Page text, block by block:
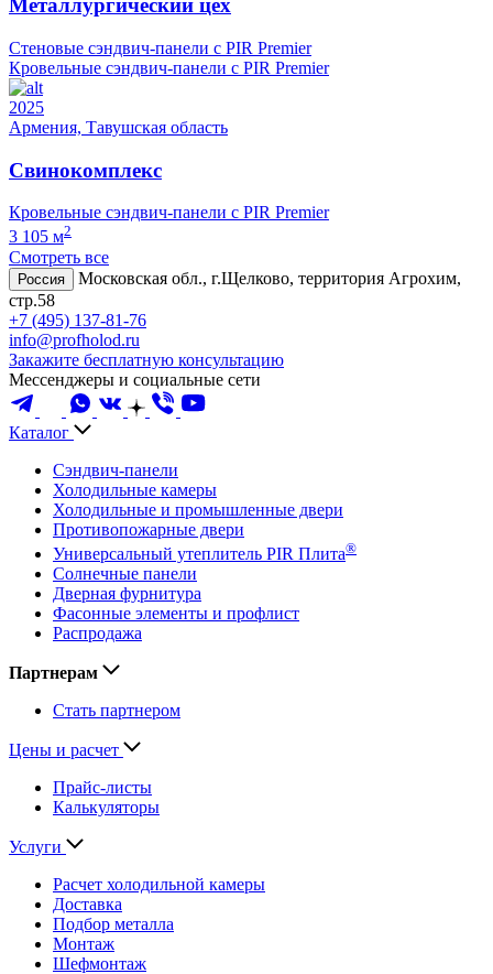
Металлургический цех
Стеновые сэндвич-панели с PIR Premier
Кровельные сэндвич-панели с PIR Premier
2025
Армения, Тавушская область
Свинокомплекс
Кровельные сэндвич-панели с PIR Premier
3 105 м2
Смотреть все
Россия
Московская обл., г.Щелково, территория Агрохим,
стр.58
+7 (495) 137-81-76
info@profholod.ru
Закажите бесплатную консультацию
Мессенджеры и социальные сети
Каталог
Сэндвич-панели
Холодильные камеры
Холодильные и промышленные двери
Противопожарные двери
Универсальный утеплитель PIR Плита®
Солнечные панели
Дверная фурнитура
Фасонные элементы и профлист
Распродажа
Партнерам
Стать партнером
Цены и расчет
Прайс-листы
Калькуляторы
Услуги
Расчет холодильной камеры
Доставка
Подбор металла
Монтаж
Шефмонтаж